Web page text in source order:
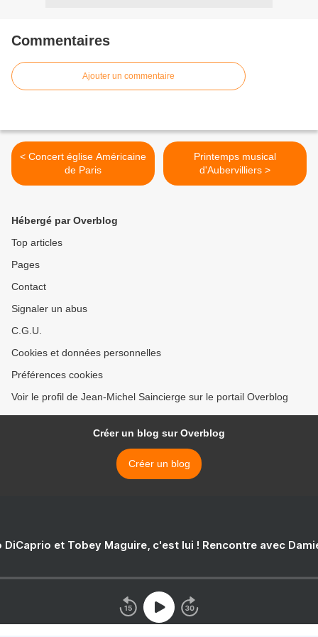
Commentaires
Ajouter un commentaire
< Concert église Américaine
de Paris
Printemps musical
d'Aubervilliers >
Hébergé par Overblog
Top articles
Pages
Contact
Signaler un abus
C.G.U.
Cookies et données personnelles
Préférences cookies
Voir le profil de Jean-Michel Saincierge sur le portail Overblog
Créer un blog sur Overblog
Créer un blog
DiCaprio et Tobey Maguire, c'est lui ! Rencontre avec